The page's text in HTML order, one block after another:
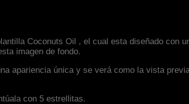
Coconuts Oil , el cual esta diseñado con
imagen de fondo.
apariencia única y se verá como la vista
con 5 estrellitas.